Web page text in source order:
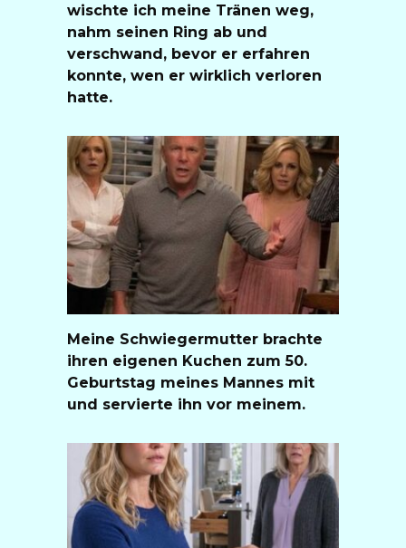
wischte ich meine Tränen weg,
nahm seinen Ring ab und
verschwand, bevor er erfahren
konnte, wen er wirklich verloren
hatte.
Meine Schwiegermutter brachte
ihren eigenen Kuchen zum 50.
Geburtstag meines Mannes mit
und servierte ihn vor meinem.